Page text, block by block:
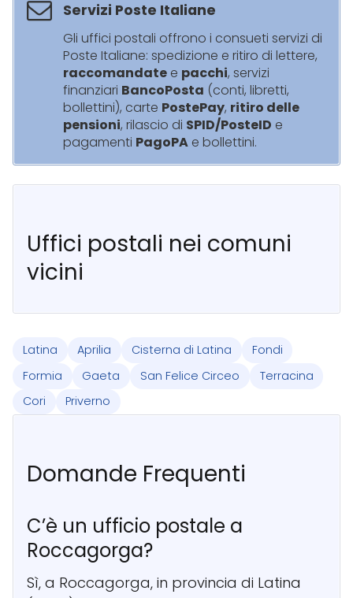
Servizi Poste Italiane
Gli uffici postali offrono i consueti servizi di
Poste Italiane: spedizione e ritiro di lettere,
raccomandate e pacchi, servizi
finanziari BancoPosta (conti, libretti,
bollettini), carte PostePay, ritiro delle
pensioni, rilascio di SPID/PosteID e
pagamenti PagoPA e bollettini.
Uffici postali nei comuni
vicini
Latina Aprilia Cisterna di Latina
Fondi
Formia
Gaeta San Felice Circeo
Terracina
Cori
Priverno
Domande Frequenti
C’è un ufficio postale a
Roccagorga?
Sì, a Roccagorga, in provincia di Latina